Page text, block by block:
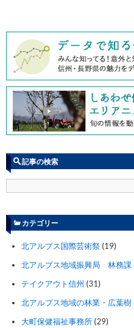
記事の検索
カテゴリー
北アルプス国際芸術祭(19)
北アルプス地域振興局 林務課
テイクアウト信州 (31)
北アルプス地域の林業・広葉樹
大町保健福祉事務所(29)